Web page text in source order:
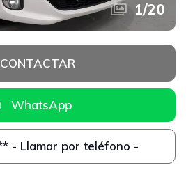
1/20
CONTACTAR
WhatsApp
346 *** *** - Llamar por teléfono -